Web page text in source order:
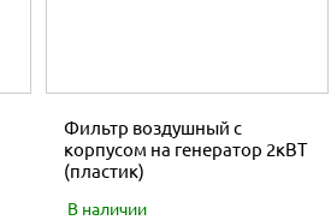
Фильтр воздушный c
корпусом на генератор 2кВТ
(пластик)
В наличии